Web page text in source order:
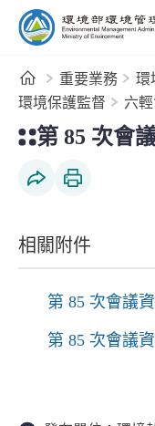
跳到主要內容區塊
首頁重要業務 環
環境保護監督
六
第 85 次會
相關附件
第 85 次會議
第 85 次會議